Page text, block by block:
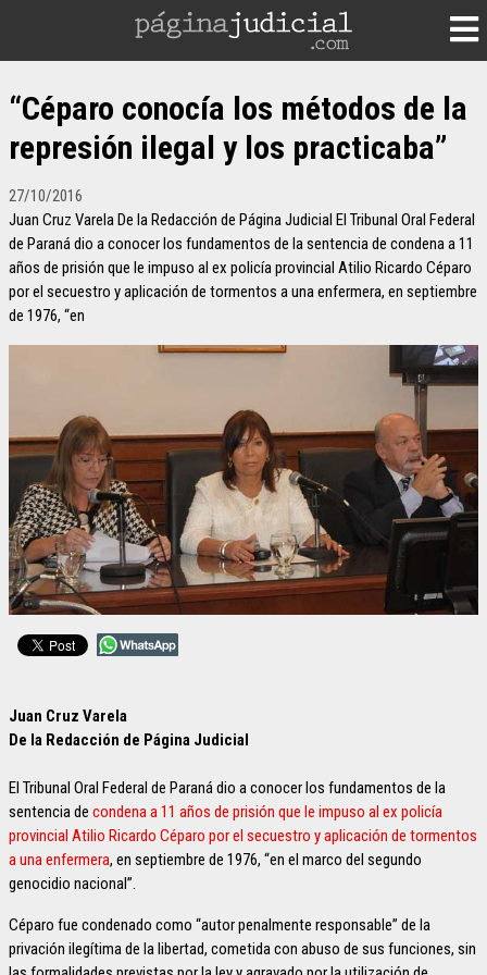
“Céparo conocía los métodos de la
represión ilegal y los practicaba”
27/10/2016
Juan Cruz Varela De la Redacción de Página Judicial El Tribunal Oral Federal
de Paraná dio a conocer los fundamentos de la sentencia de condena a 11
años de prisión que le impuso al ex policía provincial Atilio Ricardo Céparo
por el secuestro y aplicación de tormentos a una enfermera, en septiembre
de 1976, “en
Juan Cruz Varela
De la Redacción de Página Judicial
El Tribunal Oral Federal de Paraná dio a conocer los fundamentos de la
sentencia de condena a 11 años de prisión que le impuso al ex policía
provincial Atilio Ricardo Céparo por el secuestro y aplicación de tormentos
a una enfermera, en septiembre de 1976, “en el marco del segundo
genocidio nacional”.
Céparo fue condenado como “autor penalmente responsable” de la
privación ilegítima de la libertad, cometida con abuso de sus funciones, sin